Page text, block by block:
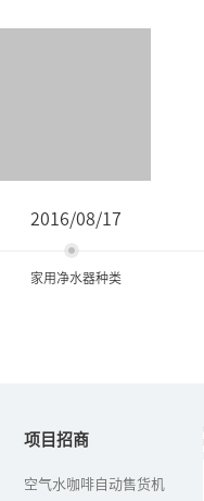
2016/08/17
家用净水器种类
在许多家庭都用上了净水
项目招商
空气水咖啡自动售货机